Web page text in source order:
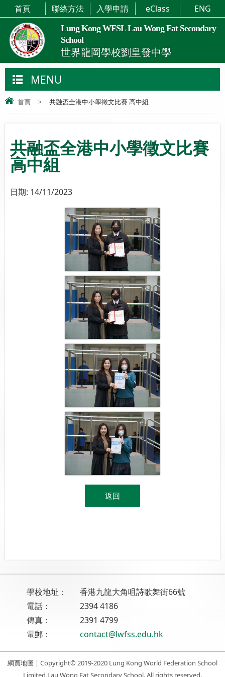
Lung Kong WFSL Lau Wong Fat Secondary
School
世界龍岡學校劉皇發中學
首頁 聯絡方法 入學申請 eClass ENG
MENU
首頁 > 共融盃全港中小學徵文比賽 高中組
共融盃全港中小學徵文比賽
高中組
日期: 14/11/2023
返回
學校地址：
香港九龍大角咀詩歌舞街66號
電話：
2394 4186
傳真：
2391 4799
電郵：
contact@lwfss.edu.hk
網頁地圖 | Copyright© 2019-2020 Lung Kong World Federation School
Limited Lau Wong Fat Secondary School. All rights reserved.